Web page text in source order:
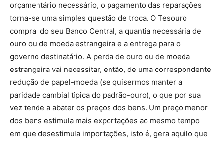
orçamentário necessário, o pagamento das reparações
torna-se uma simples questão de troca. O Tesouro
compra, do seu Banco Central, a quantia necessária de
ouro ou de moeda estrangeira e a entrega para o
governo destinatário. A perda de ouro ou de moeda
estrangeira vai necessitar, então, de uma correspondente
redução de papel-moeda (se quisermos manter a
paridade cambial típica do padrão-ouro), o que por sua
vez tende a abater os preços dos bens. Um preço menor
dos bens estimula mais exportações ao mesmo tempo
em que desestimula importações, isto é, gera aquilo que